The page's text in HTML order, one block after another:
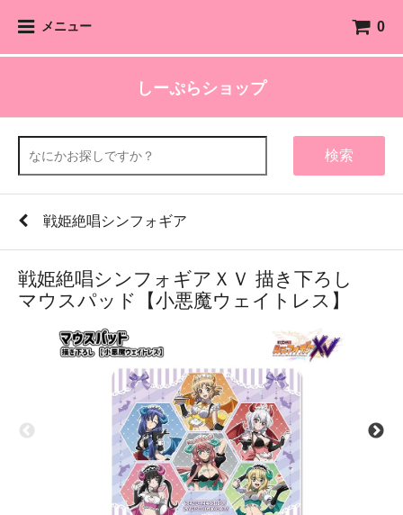
メニュー 0
しーぷらショップ
検索
戦姫絶唱シンフォギア
戦姫絶唱シンフォギアＸＶ 描き下ろし
マウスパッド【小悪魔ウェイトレス】